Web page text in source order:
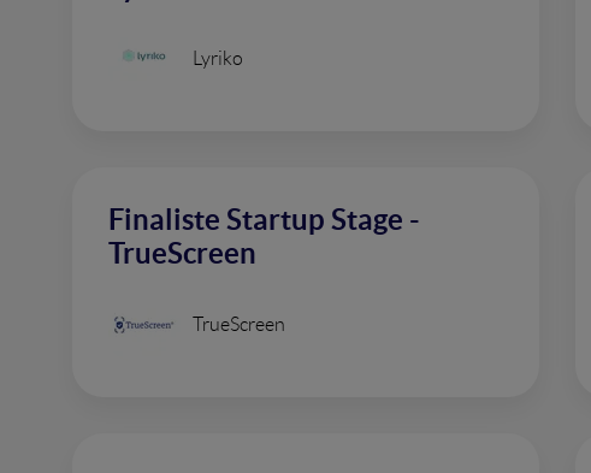
Lyriko
Finaliste Startup Stage -
TrueScreen
TrueScreen